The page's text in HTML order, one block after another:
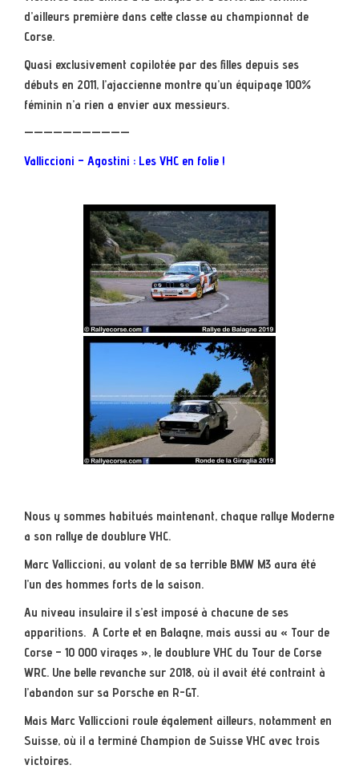
d’ailleurs première dans cette classe au championnat de
Corse.
Quasi exclusivement copilotée par des filles depuis ses
débuts en 2011, l’ajaccienne montre qu’un équipage 100%
féminin n’a rien a envier aux messieurs.
———————————
Valliccioni – Agostini : Les VHC en folie !
Nous y sommes habitués maintenant, chaque rallye Moderne
a son rallye de doublure VHC.
Marc Valliccioni, au volant de sa terrible BMW M3 aura été
l’un des hommes forts de la saison.
Au niveau insulaire il s’est imposé à chacune de ses
apparitions. A Corte et en Balagne, mais aussi au « Tour de
Corse – 10 000 virages », le doublure VHC du Tour de Corse
WRC. Une belle revanche sur 2018, où il avait été contraint à
l’abandon sur sa Porsche en R-GT.
Mais Marc Valliccioni roule également ailleurs, notamment en
Suisse, où il a terminé Champion de Suisse VHC avec trois
victoires.